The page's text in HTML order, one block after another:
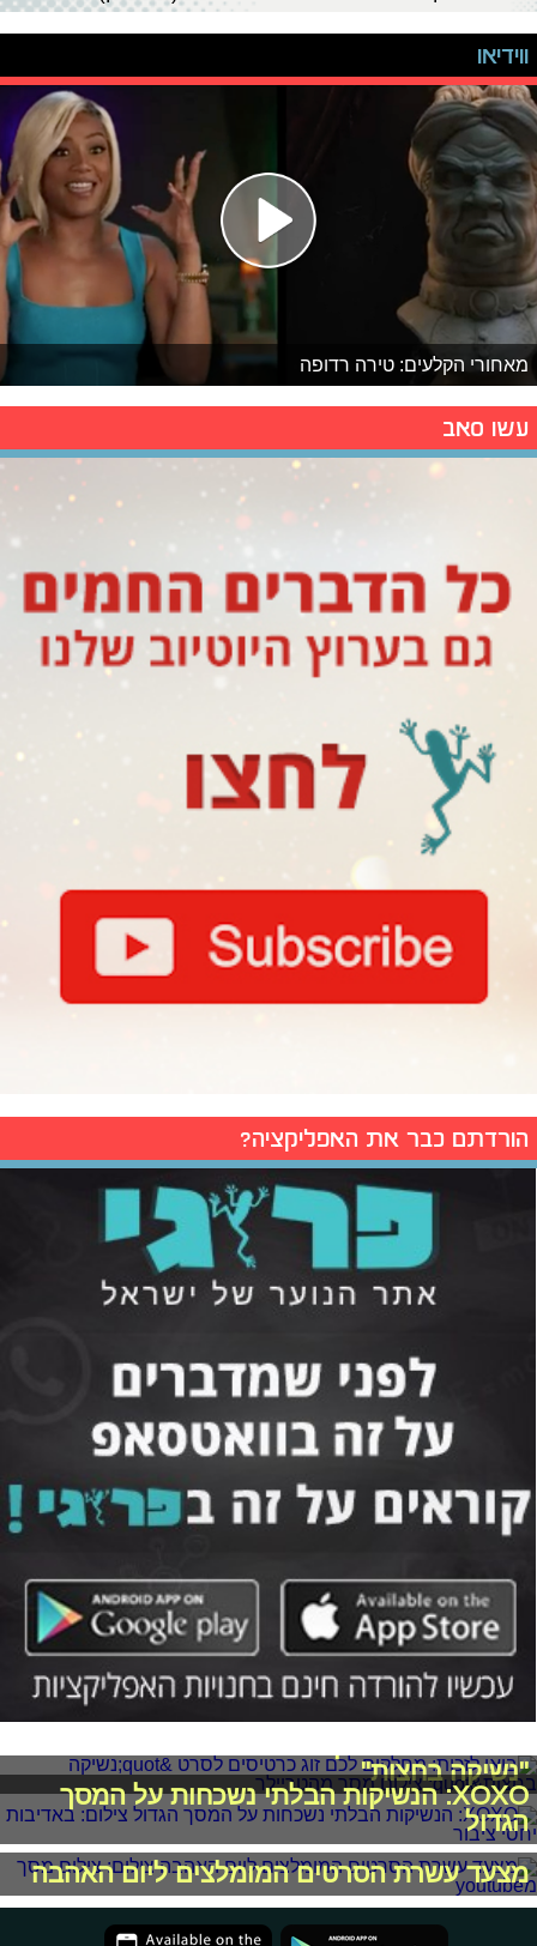
ווידיאו
מאחורי הקלעים: טירה רדופה
עשו סאב
הורדתם כבר את האפליקציה?
"נשיקה בחצות"
XOXO: הנשיקות הבלתי נשכחות על המסך
הגדול
מצעד עשרת הסרטים המומלצים ליום האהבה